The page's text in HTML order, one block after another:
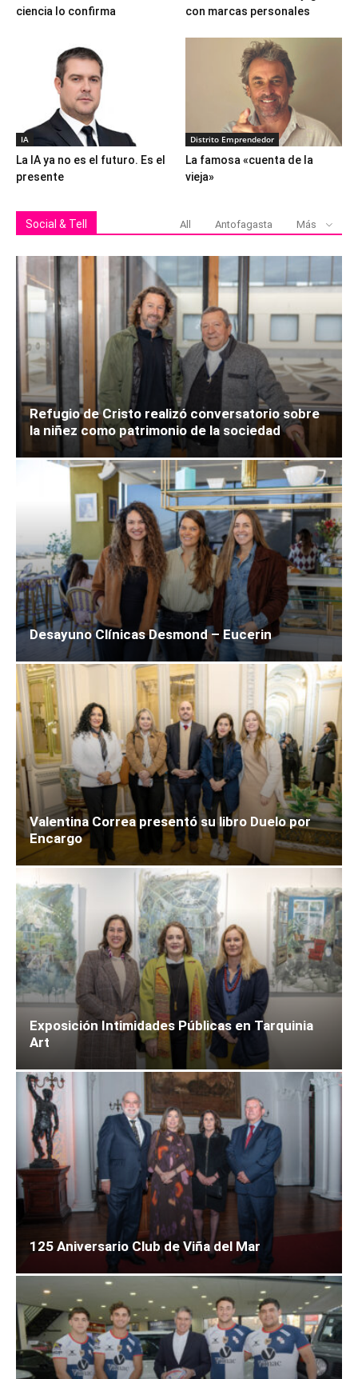
ciencia lo confirma
con marcas personales
IA
La IA ya no es el futuro. Es el
presente
Distrito Emprendedor
La famosa «cuenta de la
vieja»
Social & Tell All Antofagasta Más
Refugio de Cristo realizó conversatorio sobre
la niñez como patrimonio de la sociedad
Desayuno Clínicas Desmond – Eucerin
Valentina Correa presentó su libro Duelo por
Encargo
Exposición Intimidades Públicas en Tarquinia
Art
125 Aniversario Club de Viña del Mar